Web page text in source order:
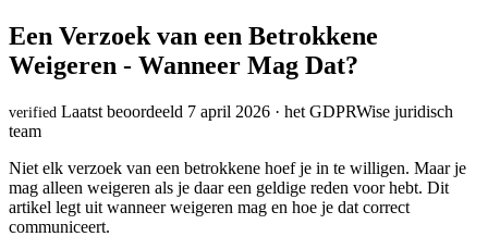
Een Verzoek van een Betrokkene
Weigeren - Wanneer Mag Dat?
verified Laatst beoordeeld 7 april 2026 · het GDPRWise juridisch
team
Niet elk verzoek van een betrokkene hoef je in te willigen. Maar je
mag alleen weigeren als je daar een geldige reden voor hebt. Dit
artikel legt uit wanneer weigeren mag en hoe je dat correct
communiceert.